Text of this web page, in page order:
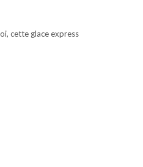
cette glace express